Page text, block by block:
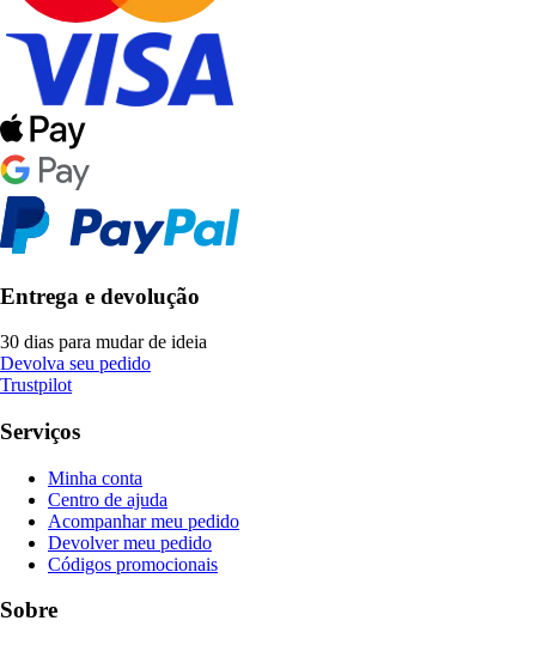
Entrega e devolução
30 dias para mudar de ideia
Devolva seu pedido
Trustpilot
Serviços
Minha conta
Centro de ajuda
Acompanhar meu pedido
Devolver meu pedido
Códigos promocionais
Sobre